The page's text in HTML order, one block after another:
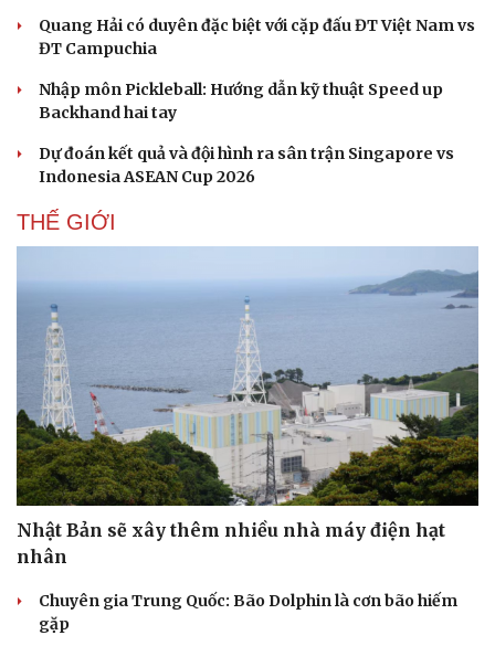
Cải chính
Quang Hải có duyên đặc biệt với cặp đấu ĐT Việt Nam vs
ĐT Campuchia
Nhập môn Pickleball: Hướng dẫn kỹ thuật Speed up
Backhand hai tay
Dự đoán kết quả và đội hình ra sân trận Singapore vs
Indonesia ASEAN Cup 2026
THẾ GIỚI
Nhật Bản sẽ xây thêm nhiều nhà máy điện hạt
nhân
Chuyên gia Trung Quốc: Bão Dolphin là cơn bão hiếm
gặp